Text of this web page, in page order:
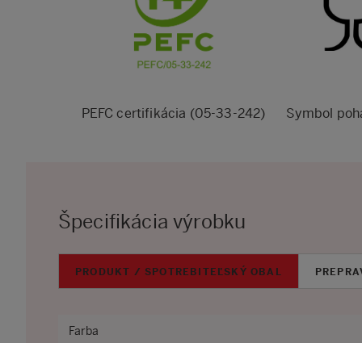
PEFC certifikácia (05-33-242) Symbol
Špecifikácia výrobku
PRODUKT / SPOTREBITEĽSKÝ OBAL
Farba